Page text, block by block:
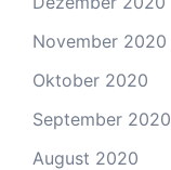
November 2020
Oktober 2020
September 2020
August 2020